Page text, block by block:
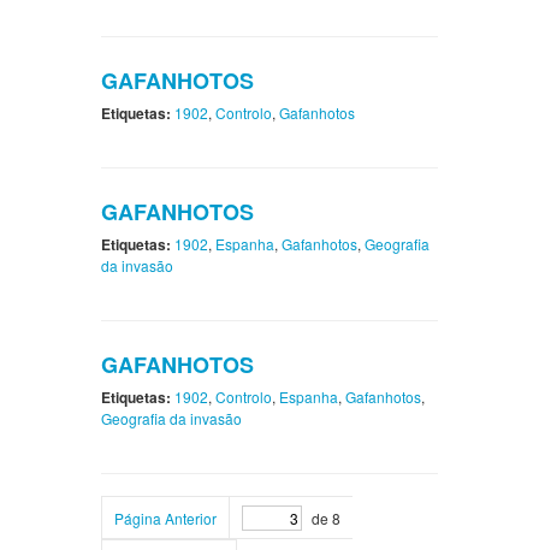
GAFANHOTOS
Etiquetas: 1902, Controlo, Gafanhotos
GAFANHOTOS
Etiquetas: 1902, Espanha, Gafanhotos, Geografia
da invasão
GAFANHOTOS
Etiquetas: 1902, Controlo, Espanha, Gafanhotos,
Geografia da invasão
Página Anterior de 8